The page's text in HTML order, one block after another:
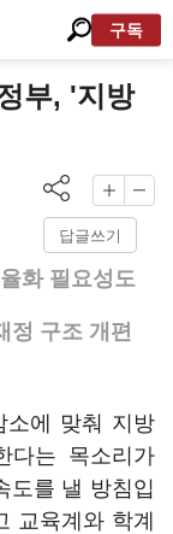
구독
부, '지방
답글쓰기
화 필요성도
정 구조 개편
소에 맞춰 지방
다는 목소리가
도를 낼 방침입
교육계와 학계